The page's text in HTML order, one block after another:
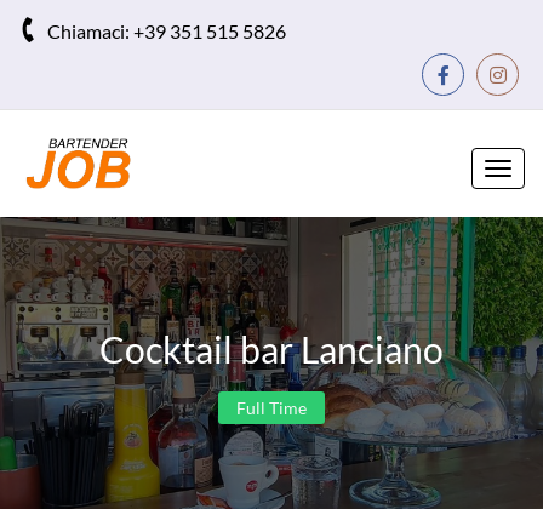
Chiamaci: +39 351 515 5826
Cocktail bar Lanciano
Full Time